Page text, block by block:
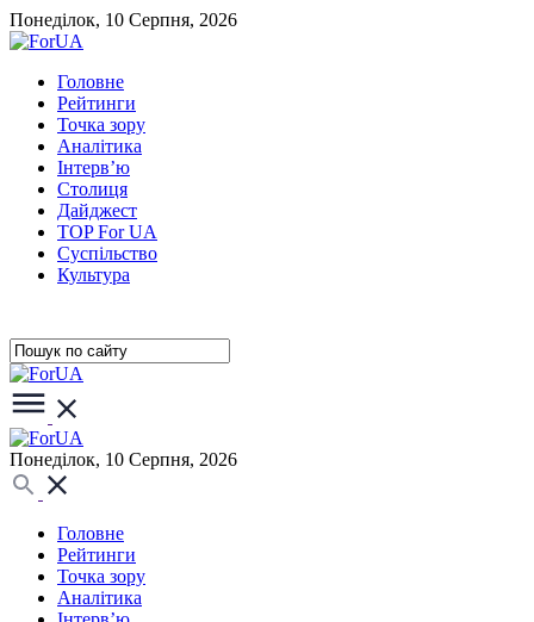
Понеділок, 10 Серпня, 2026
Головне
Рейтинги
Точка зору
Аналітика
Інтерв’ю
Столиця
Дайджест
TOP For UA
Суспiльство
Культура
Понеділок, 10 Серпня, 2026
Головне
Рейтинги
Точка зору
Аналітика